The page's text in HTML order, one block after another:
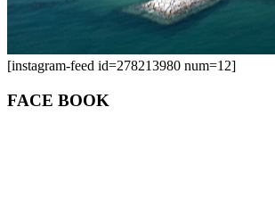
[instagram-feed id=278213980 num=12]
FACE BOOK